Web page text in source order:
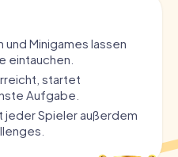
Minigames lassen
eintauchen.
startet
Aufgabe.
jeder Spieler außerdem